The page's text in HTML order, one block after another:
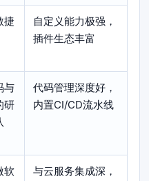
捷
自定义能力极强，
插件生态丰富
与
研
代码管理深度好，
内置CI/CD流水线
软
与云服务集成深，